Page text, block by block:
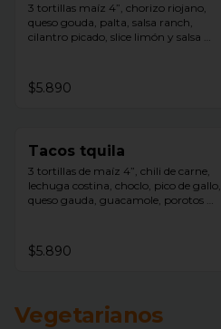
3 tortillas maíz 4”, chorizo riojano,
queso gouda, palta, salsa ranch,
cilantro picado, slice limón y salsa
$5.890
Tacos tquila
3 tortillas de maíz 4”, chili de carne,
lechuga costina, choclo, pico de gallo,
queso gauda, guacamole, porotos
tquila aparte.
$5.890
Vegetarianos